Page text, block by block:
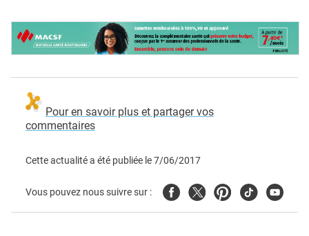
Pour en savoir plus et partager vos
commentaires
Cette actualité a été publiée le7/06/2017
Vous pouvez nous suivre sur : FacebookTwitterPinterest
TiktokYoutube